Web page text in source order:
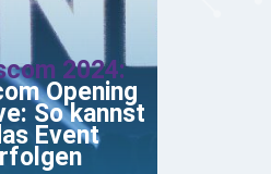
2024:
Opening
So kannst
Event